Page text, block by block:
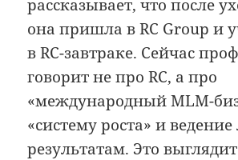
рассказывает, что после
она пришла в RC Group и
в RC-завтраке. Сейчас
говорит не про RC, а про
«международный MLM-
«систему роста» и
результатам. Это